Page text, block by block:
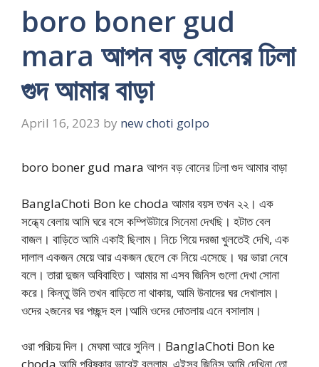
boro boner gud
mara আপন বড় বোনের ঢিলা
গুদ আমার বাড়া
April 16, 2023 by new choti golpo
boro boner gud mara আপন বড় বোনের ঢিলা গুদ আমার বাড়া
BanglaChoti Bon ke choda আমার বয়স তখন ২২। এক
সন্ধ্যে বেলায় আমি ঘরে বসে কম্পিউটারে সিনেমা দেখছি। হটাত বেল
বাজল। বাড়িতে আমি একাই ছিলাম। নিচে গিয়ে দরজা খুলতেই দেখি, এক
দালাল একজন মেয়ে আর একজন ছেলে কে নিয়ে এসেছে। ঘর ভারা নেবে
বলে। তারা দুজন অবিবাহিত। আমার মা এসব জিনিস গুলো দেখা সোনা
করে। কিন্তু উনি তখন বাড়িতে না থাকায়, আমি উনাদের ঘর দেখালাম।
ওদের ২জনের ঘর পচ্ছন্দ হল।আমি ওদের দোতলায় এনে বসালাম।
ওরা পরিচয় দিল। মেঘমা আরে সুনিল। BanglaChoti Bon ke